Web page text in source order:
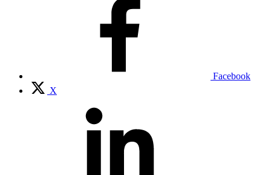
Facebook
X